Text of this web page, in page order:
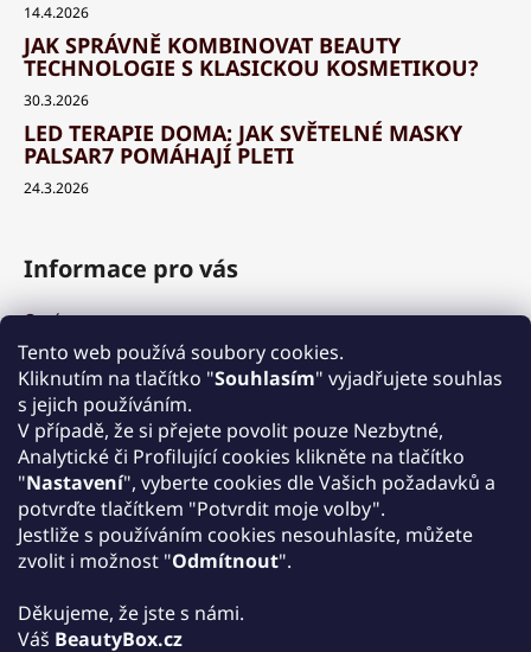
Tento web používá soubory cookies.
Kliknutím na tlačítko "Souhlasím" vyjadřujete souhlas
s jejich používáním.
V případě, že si přejete povolit pouze Nezbytné,
Analytické či Profilující cookies klikněte na tlačítko
"Nastavení", vyberte cookies dle Vašich požadavků a
potvrďte tlačítkem "Potvrdit moje volby".
Jestliže s používáním cookies nesouhlasíte, můžete
zvolit i možnost "Odmítnout".
Děkujeme, že jste s námi.
Váš BeautyBox.cz
14.4.2026
JAK SPRÁVNĚ KOMBINOVAT BEAUTY
TECHNOLOGIE S KLASICKOU KOSMETIKOU?
30.3.2026
LED TERAPIE DOMA: JAK SVĚTELNÉ MASKY
PALSAR7 POMÁHAJÍ PLETI
24.3.2026
Informace pro vás
O nás
Výhody a garance
Množstevní slevy
Způsob nákupu a dopravy
Reklamace
Obchodní podmínky
Podmínky ochrany osobních údajů
Kontakt
Zpětný odběr elektrozařízení